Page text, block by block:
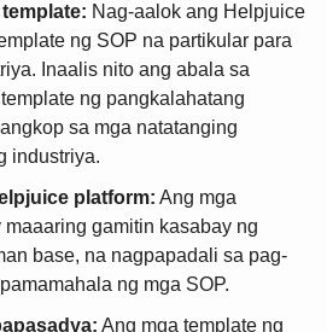
Nag-aalok ang Helpjuice
ng SOP na partikular para
Inaalis nito ang abala sa
ng pangkalahatang
sa mga natatanging
industriya.
platform: Ang mga
gamitin kasabay ng
base, na nagpapadali sa pag-
ng mga SOP.
Ang mga template ng